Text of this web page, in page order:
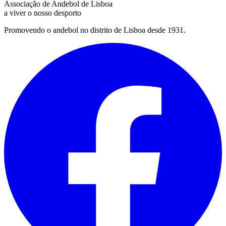
Associação de Andebol de Lisboa
a viver o nosso desporto
Promovendo o andebol no distrito de Lisboa desde 1931.